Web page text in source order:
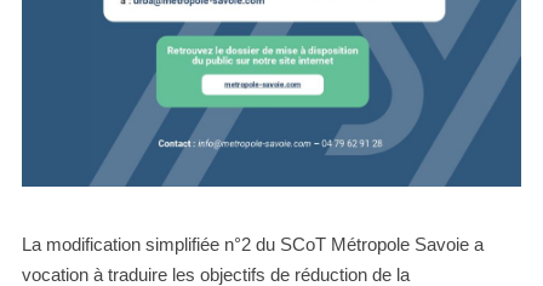
La modification simplifiée n°2 du SCoT Métropole Savoie a
vocation à traduire les objectifs de réduction de la